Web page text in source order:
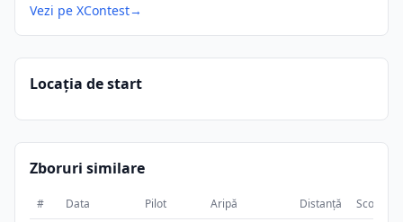
Vezi pe XContest→
Locația de start
Zboruri similare
# Data Pilot Aripă Distanță Scor